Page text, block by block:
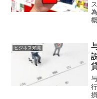
ビジネス知識